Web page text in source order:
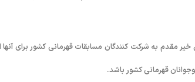
به شرکت کنندگان مسابقات قهرمانی کشور برای
قهرمانی کشور باشد.